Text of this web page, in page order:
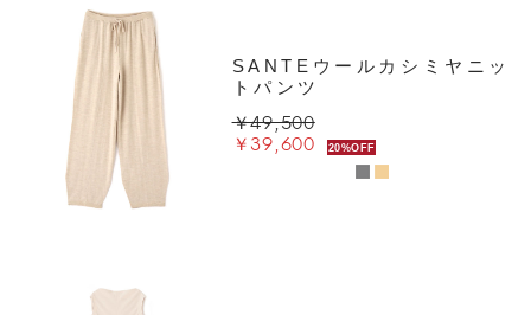
SANTEウールカシミヤニッ
トパンツ
￥49,500
￥39,600 20%OFF